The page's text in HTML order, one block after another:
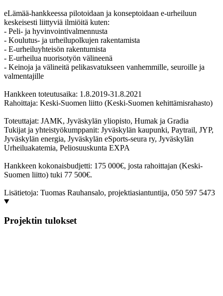
eLämää-hankkeessa pilotoidaan ja konseptoidaan e-urheiluun
keskeisesti liittyviä ilmiöitä kuten:
- Peli- ja hyvinvointivalmennusta
- Koulutus- ja urheilupolkujen rakentamista
- E-urheiluyhteisön rakentumista
- E-urheilua nuorisotyön välineenä
- Keinoja ja välineitä pelikasvatukseen vanhemmille, seuroille ja
valmentajille
Hankkeen toteutusaika: 1.8.2019-31.8.2021
Rahoittaja: Keski-Suomen liitto (Keski-Suomen kehittämisrahasto)
Toteuttajat: JAMK, Jyväskylän yliopisto, Humak ja Gradia
Tukijat ja yhteistyökumppanit: Jyväskylän kaupunki, Paytrail, JYP,
Jyväskylän energia, Jyväskylän eSports-seura ry, Jyväskylän
Urheiluakatemia, Peliosuuskunta EXPA
Hankkeen kokonaisbudjetti: 175 000€, josta rahoittajan (Keski-
Suomen liitto) tuki 77 500€.
Lisätietoja: Tuomas Rauhansalo, projektiasiantuntija, 050 597 5473
Projektin tulokset